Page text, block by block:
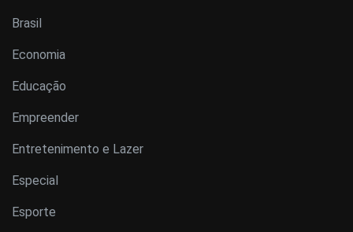
Brasil
Economia
Educação
Empreender
Entretenimento e Lazer
Especial
Esporte